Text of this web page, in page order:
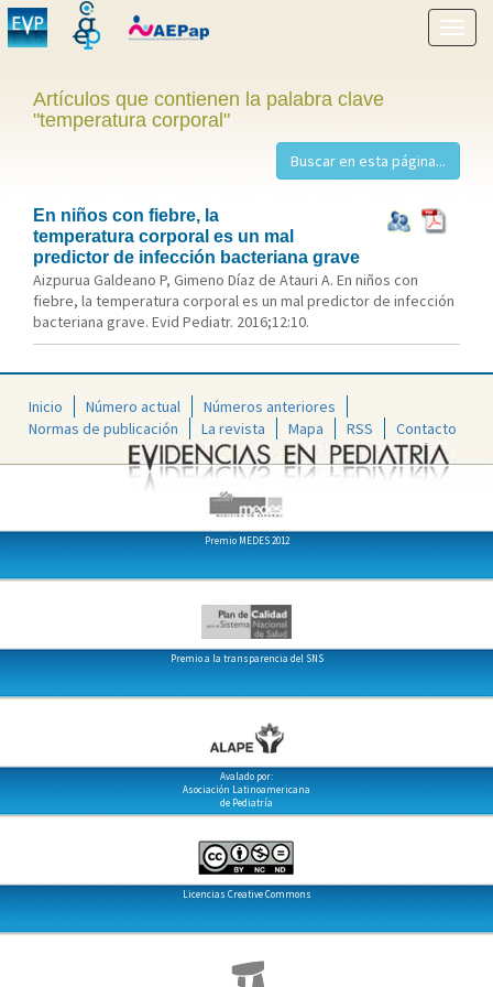
menú
Artículos que contienen la palabra clave
"temperatura corporal"
En niños con fiebre, la
temperatura corporal es un mal
predictor de infección bacteriana grave
Aizpurua Galdeano P, Gimeno Díaz de Atauri A. En niños con
fiebre, la temperatura corporal es un mal predictor de infección
bacteriana grave. Evid Pediatr. 2016;12:10.
Inicio Número actual
Números anteriores
Normas de publicación
La revista Mapa RSS Contacto
Premio MEDES 2012
Premio a la transparencia del SNS
Avalado por:
Asociación Latinoamericana
de Pediatría
Licencias Creative Commons